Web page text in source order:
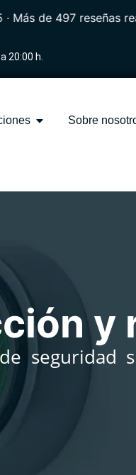
de 497 reseñas reales
20:00 h.
Sobre
y
seguridad